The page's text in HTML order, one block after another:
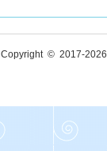
Copyright © 2017-2026